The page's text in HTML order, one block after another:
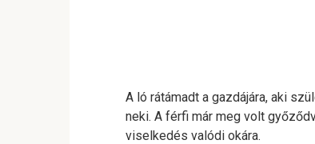
A ló rátámadt a gazdájára, aki
neki. A férfi már meg volt
viselkedés valódi okára.